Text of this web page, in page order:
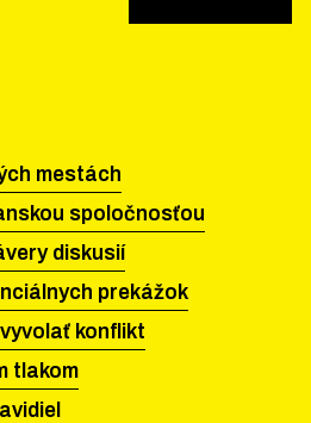
mestách
spoločnosťou
diskusií
prekážok
konflikt
tlakom